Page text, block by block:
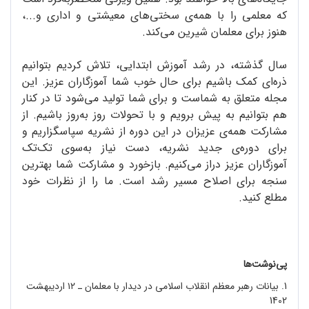
که معلمی را با همه‌ی سختی‌های معیشتی و اداری و...،
هنوز برای معلمان شیرین می‌کند.
سال گذشته، در رشد آموزش ابتدایی، تلاش کردیم بتوانیم
ذره‌ای کمک باشیم برای حال خوب شما آموزگاران عزیز. این
مجله متعلق به شماست و برای شما تولید می‌شود تا در کنار
هم بتوانیم به پیش برویم و با تحولات روز به‌روز باشیم. از
مشارکت همه‌ی عزیزان در این دوره از نشریه سپاسگزاریم و
برای دوره‌ی جدید نشریه، دست نیاز به‌سوی تک‌تک
آموزگاران عزیز دراز می‌کنیم. بازخورد و مشارکت شما بهترین
سنجه برای اصلاح مسیر رشد است. ما را از نظرات خود
مطلع کنید.
پی‌نوشت‌ها
1. بیانات رهبر معظم انقلاب اسلامی در دیدار با معلمان ـ ۱۲ اردیبهشت
1402